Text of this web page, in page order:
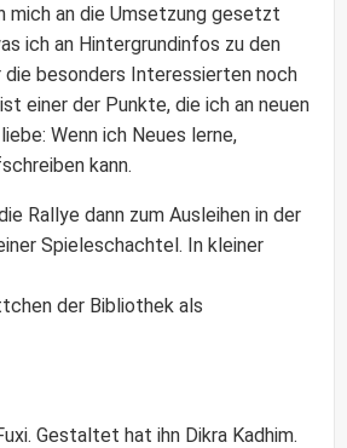
mich an die Umsetzung gesetzt
ich an Hintergrundinfos zu den
die besonders Interessierten noch
einer der Punkte, die ich an neuen
Wenn ich Neues lerne,
kann.
Rallye dann zum Ausleihen in der
Spieleschachtel. In kleiner
der Bibliothek als
Gestaltet hat ihn Dikra Kadhim.